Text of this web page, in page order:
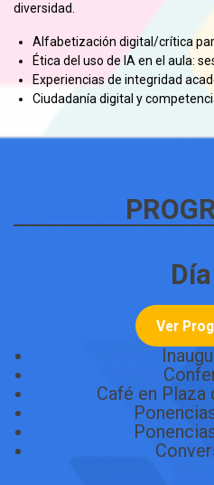
diversidad.
Alfabetización digital/crítica
Ética del uso de IA en el aula:
Experiencias de integridad
Ciudadanía digital y
Ver
Café en Plaza